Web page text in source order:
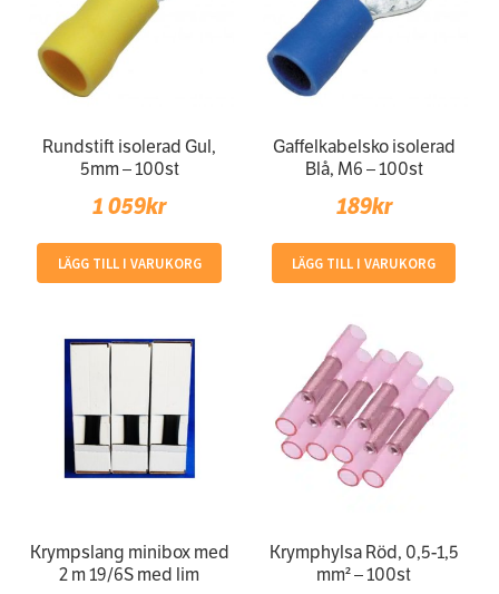
Rundstift isolerad Gul,
5mm – 100st
1 059kr
LÄGG TILL I VARUKORG
Gaffelkabelsko isolerad
Blå, M6 – 100st
189kr
LÄGG TILL I VARUKORG
Krympslang minibox med
2 m 19/6S med lim
Krymphylsa Röd, 0,5-1,5
mm² – 100st